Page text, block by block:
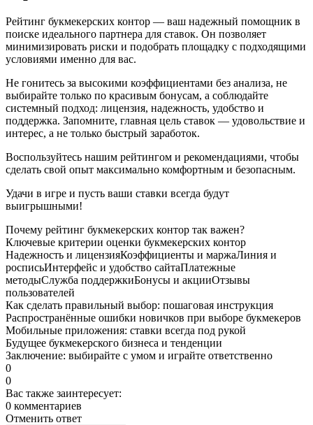
Рейтинг букмекерских контор — ваш надежный помощник в
поиске идеального партнера для ставок. Он позволяет
минимизировать риски и подобрать площадку с подходящими
условиями именно для вас.
Не гонитесь за высокими коэффициентами без анализа, не
выбирайте только по красивым бонусам, а соблюдайте
системный подход: лицензия, надежность, удобство и
поддержка. Запомните, главная цель ставок — удовольствие и
интерес, а не только быстрый заработок.
Воспользуйтесь нашим рейтингом и рекомендациями, чтобы
сделать свой опыт максимально комфортным и безопасным.
Удачи в игре и пусть ваши ставки всегда будут
выигрышными!
Почему рейтинг букмекерских контор так важен?
Ключевые критерии оценки букмекерских контор
Надежность и лицензияКоэффициенты и маржаЛиния и
росписьИнтерфейс и удобство сайтаПлатежные
методыСлужба поддержкиБонусы и акцииОтзывы
пользователей
Как сделать правильный выбор: пошаговая инструкция
Распространённые ошибки новичков при выборе букмекеров
Мобильные приложения: ставки всегда под рукой
Будущее букмекерского бизнеса и тенденции
Заключение: выбирайте с умом и играйте ответственно
0
0
Вас также заинтересует:
0 комментариев
Отменить ответ